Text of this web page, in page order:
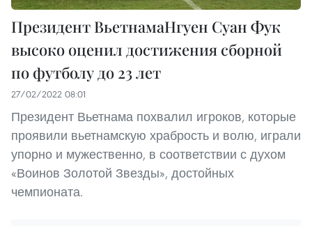
Президент ВьетнамаНгуен Суан Фук
высоко оценил достижения сборной
по футболу до 23 лет
27/02/2022 08:01
Президент Вьетнама похвалил игроков, которые
проявили вьетнамскую храбрость и волю, играли
упорно и мужественно, в соответствии с духом
«Воинов Золотой Звезды», достойных
чемпионата.